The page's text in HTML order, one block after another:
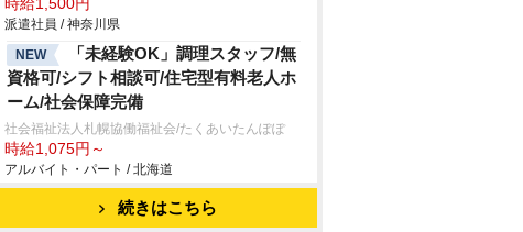
時給1,500円
派遣社員 / 神奈川県
NEW
「未経験OK」調理スタッフ/無
資格可/シフト相談可/住宅型有料老人ホ
ーム/社会保障完備
社会福祉法人札幌協働福祉会/たくあいたんぽぽ
時給1,075円～
アルバイト・パート / 北海道
続きはこちら